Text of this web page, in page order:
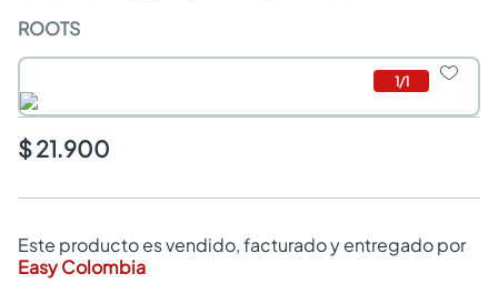
ROOTS
1/1
$ 21.900
Este producto es vendido, facturado y entregado por
Easy Colombia
pisos
comedores
armarios closet
neveras